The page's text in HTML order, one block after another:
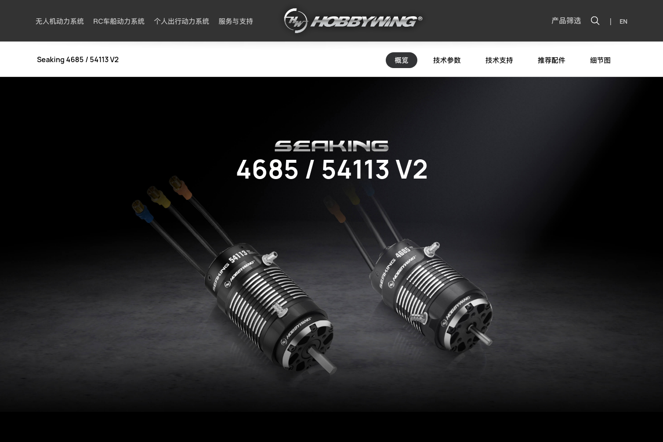
无人机动力系统 RC车船动力系统 个人出行动力系统 服务与支持 产品筛选 | EN
Seaking 4685 / 54113 V2 概览 技术参数 技术支持 推荐配件 细节图
4685 / 54113 V2